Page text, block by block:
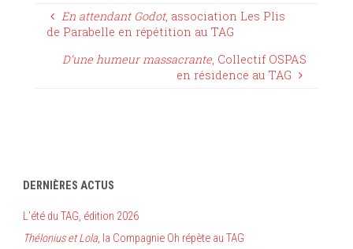
En attendant Godot, association Les Plis
de Parabelle en répétition au TAG
D’une humeur massacrante, Collectif OSPAS
en résidence au TAG
DERNIÈRES ACTUS
L’été du TAG, édition 2026
Thélonius et Lola, la Compagnie Oh répète au TAG